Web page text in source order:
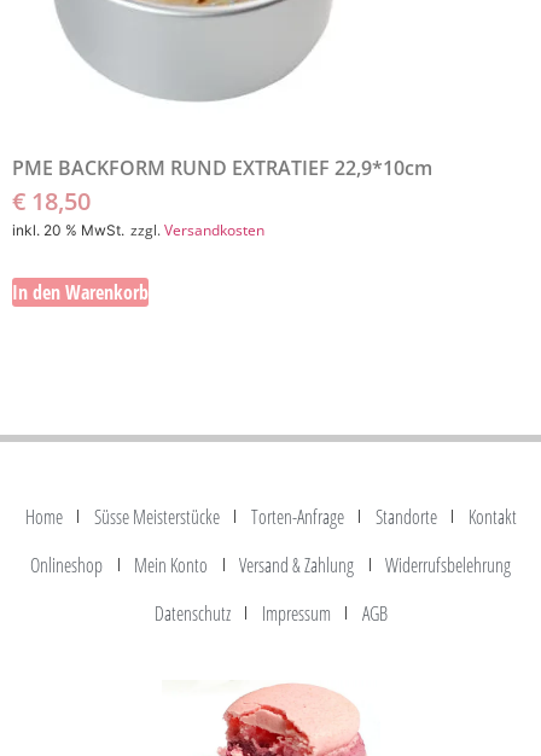
PME BACKFORM RUND EXTRATIEF 22,9*10cm
€ 18,50
inkl. 20 % MwSt. zzgl.Versandkosten
In den Warenkorb
Home Süsse Meisterstücke Torten-Anfrage Standorte
Kontakt
Onlineshop
Mein Konto Versand & Zahlung
Widerrufsbelehrung
Datenschutz
Impressum AGB